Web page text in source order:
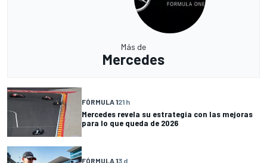
Más de
Mercedes
FÓRMULA 121 h
Mercedes revela su estrategia con las mejoras
para lo que queda de 2026
FÓRMULA 13 d